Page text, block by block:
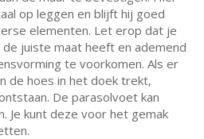
op leggen en blijft hij goed
elementen. Let erop dat je
juiste maat heeft en ademend
te voorkomen. Als er
de hoes in het doek trekt,
De parasolvoet kan
Je kunt deze voor het gemak